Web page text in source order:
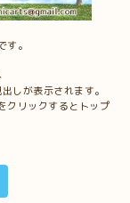
す。
しが表示されます。
クリックするとトップ